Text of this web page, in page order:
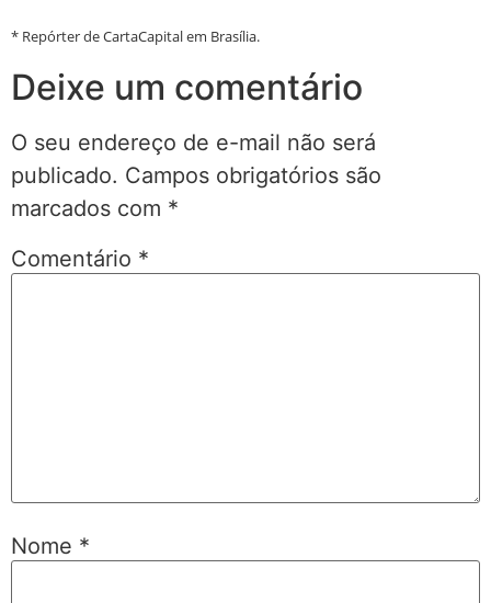
* Repórter de CartaCapital em Brasília.
Deixe um comentário
O seu endereço de e-mail não será
publicado. Campos obrigatórios são
marcados com *
Comentário *
Nome *